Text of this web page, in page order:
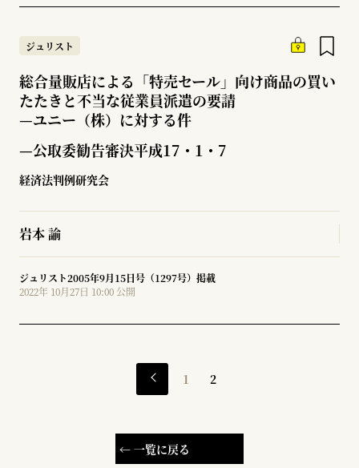
ジュリスト
総合量販店による「特売セール」向け商品の買い
たたきと不当な従業員派遣の要請
—ユニー（株）に対する件
—公取委勧告審決平成17・1・7
経済法判例研究会
岩本 諭
ジュリスト2005年9月15日号（1297号）掲載
2022年 10月27日 10:00 公開
1 2
← 一覧に戻る